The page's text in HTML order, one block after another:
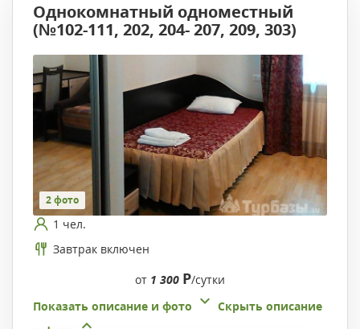
Однокомнатный одноместный
(№102-111, 202, 204- 207, 209, 303)
2 фото
1 чел.
Завтрак включен
от 1 300 Р/сутки
Показать описание и фото
Скрыть описание